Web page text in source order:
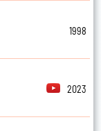
1998
2023